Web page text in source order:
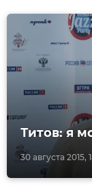
30 августа 2015,
Титов: я